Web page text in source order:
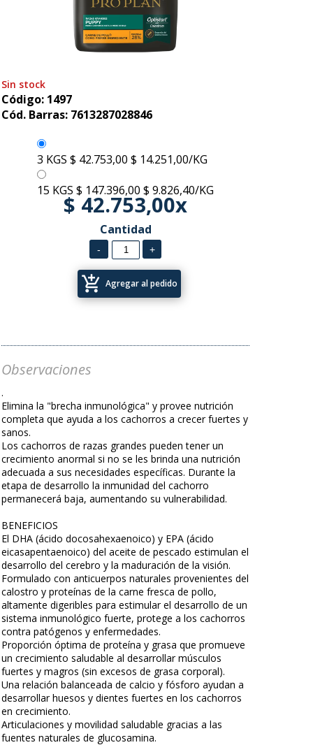
Sin stock
Código: 1497
Cód. Barras: 7613287028846
3 KGS $ 42.753,00 $ 14.251,00/KG
15 KGS $ 147.396,00 $ 9.826,40/KG
$ 42.753,00x
Cantidad
add_shopping_cart Agregar al pedido
Observaciones
.
Elimina la "brecha inmunológica" y provee nutrición
completa que ayuda a los cachorros a crecer fuertes y
sanos.
Los cachorros de razas grandes pueden tener un
crecimiento anormal si no se les brinda una nutrición
adecuada a sus necesidades específicas. Durante la
etapa de desarrollo la inmunidad del cachorro
permanecerá baja, aumentando su vulnerabilidad.
BENEFICIOS
El DHA (ácido docosahexaenoico) y EPA (ácido
eicasapentaenoico) del aceite de pescado estimulan el
desarrollo del cerebro y la maduración de la visión.
Formulado con anticuerpos naturales provenientes del
calostro y proteínas de la carne fresca de pollo,
altamente digeribles para estimular el desarrollo de un
sistema inmunológico fuerte, protege a los cachorros
contra patógenos y enfermedades.
Proporción óptima de proteína y grasa que promueve
un crecimiento saludable al desarrollar músculos
fuertes y magros (sin excesos de grasa corporal).
Una relación balanceada de calcio y fósforo ayudan a
desarrollar huesos y dientes fuertes en los cachorros
en crecimiento.
Articulaciones y movilidad saludable gracias a las
fuentes naturales de glucosamina.